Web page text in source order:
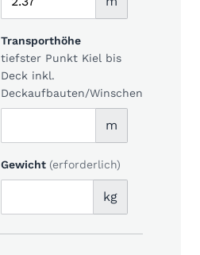
Transporthöhe
tiefster Punkt Kiel bis
Deck inkl.
Deckaufbauten/Winschen
m
Gewicht (erforderlich)
kg